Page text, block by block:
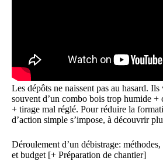
Les dépôts ne naissent pas au hasard. Ils
souvent d’un combo bois trop humide +
+ tirage mal réglé. Pour réduire la
d’action simple s’impose, à découvrir
Déroulement d’un débistrage:
et budget [+ Préparation de chantier]